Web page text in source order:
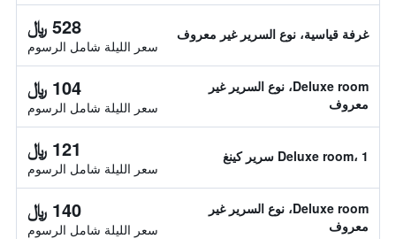
غرفة قياسية، نوع السرير غير معروف 528 ﷼
سعر الليلة شامل الرسوم
Deluxe room، نوع السرير غير
معروف
104 ﷼
سعر الليلة شامل الرسوم
Deluxe room، 1 سرير كينغ 121 ﷼
سعر الليلة شامل الرسوم
Deluxe room، نوع السرير غير
معروف
140 ﷼
سعر الليلة شامل الرسوم